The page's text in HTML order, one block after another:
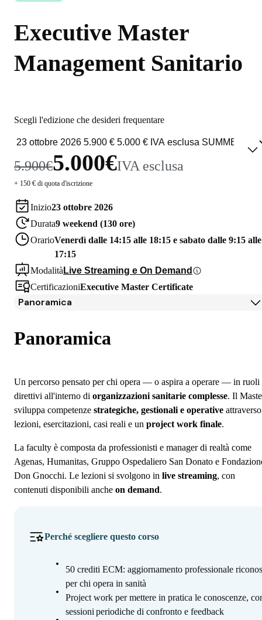
Executive Master
Management Sanitario
Scegli l'edizione che desideri frequentare
5.900€5.000€IVA esclusa
+ 150 € di quota d'iscrizione
Inizio23 ottobre 2026
Durata9 weekend (130 ore)
OrarioVenerdì dalle 14:15 alle 18:15 e sabato dalle 9:15 alle
17:15
Modalità Live Streaming e On Demand
CertificazioniExecutive Master Certificate
Panoramica
Programma
Docenti
Iscrizione
Borse di studio e finanziamenti
Open Day
Domande frequenti
Panoramica
Un percorso pensato per chi opera — o aspira a operare — in ruoli
direttivi all'interno di organizzazioni sanitarie complesse. Il
sviluppa competenze strategiche, gestionali e operative attraverso
lezioni, esercitazioni, casi reali e un project work finale.
La faculty è composta da professionisti e manager di realtà come
Agenas, Humanitas, Gruppo Ospedaliero San Donato e
Don Gnocchi. Le lezioni si svolgono in live streaming, con
contenuti disponibili anche on demand.
Perché scegliere questo corso
50 crediti ECM: aggiornamento professionale
per chi opera in sanità
Project work per mettere in pratica le conoscenze,
sessioni periodiche di confronto e feedback